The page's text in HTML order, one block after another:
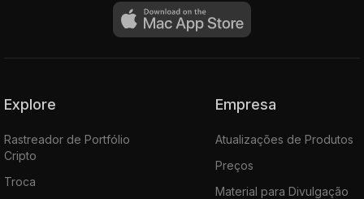
Explore
Rastreador de Portfólio
Cripto
Troca
Empresa
Atualizações de Produtos
Preços
Material para Divulgação